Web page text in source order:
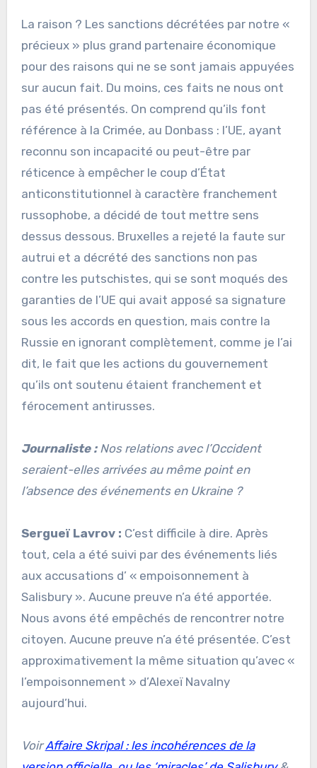
La raison ? Les sanctions décrétées par notre «
précieux » plus grand partenaire économique
pour des raisons qui ne se sont jamais appuyées
sur aucun fait. Du moins, ces faits ne nous ont
pas été présentés. On comprend qu’ils font
référence à la Crimée, au Donbass : l’UE, ayant
reconnu son incapacité ou peut-être par
réticence à empêcher le coup d’État
anticonstitutionnel à caractère franchement
russophobe, a décidé de tout mettre sens
dessus dessous. Bruxelles a rejeté la faute sur
autrui et a décrété des sanctions non pas
contre les putschistes, qui se sont moqués des
garanties de l’UE qui avait apposé sa signature
sous les accords en question, mais contre la
Russie en ignorant complètement, comme je l’ai
dit, le fait que les actions du gouvernement
qu’ils ont soutenu étaient franchement et
férocement antirusses.
Journaliste :Nos relations avec l’Occident
seraient-elles arrivées au même point en
l’absence des événements en Ukraine ?
Sergueï Lavrov : C’est difficile à dire. Après
tout, cela a été suivi par des événements liés
aux accusations d’ « empoisonnement à
Salisbury ». Aucune preuve n’a été apportée.
Nous avons été empêchés de rencontrer notre
citoyen. Aucune preuve n’a été présentée. C’est
approximativement la même situation qu’avec «
l’empoisonnement » d’Alexeï Navalny
aujourd’hui.
VoirAffaire Skripal : les incohérences de la